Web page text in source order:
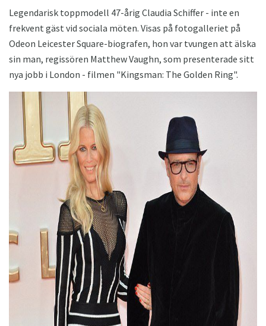
Legendarisk toppmodell 47-årig Claudia Schiffer - inte en
frekvent gäst vid sociala möten. Visas på fotogalleriet på
Odeon Leicester Square-biografen, hon var tvungen att älska
sin man, regissören Matthew Vaughn, som presenterade sitt
nya jobb i London - filmen "Kingsman: The Golden Ring".